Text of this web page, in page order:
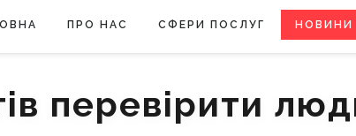
ПРО НАС СФЕРИ ПОСЛУГ НОВИНИ
перевірити